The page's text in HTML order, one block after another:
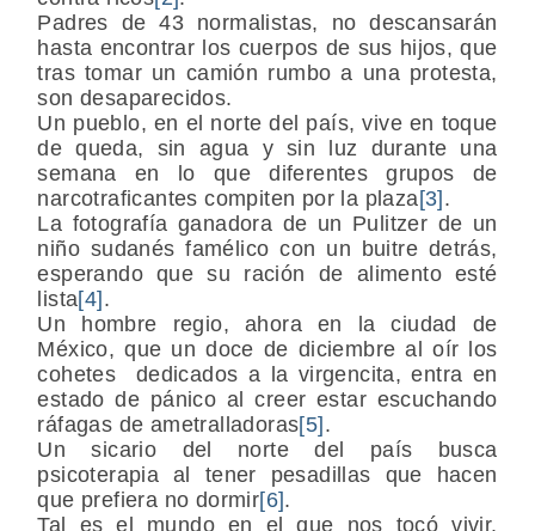
Padres de 43 normalistas, no descansarán
hasta encontrar los cuerpos de sus hijos, que
tras tomar un camión rumbo a una protesta,
son desaparecidos.
Un pueblo, en el norte del país, vive en toque
de queda, sin agua y sin luz durante una
semana en lo que diferentes grupos de
narcotraficantes compiten por la plaza[3].
La fotografía ganadora de un Pulitzer de un
niño sudanés famélico con un buitre detrás,
esperando que su ración de alimento esté
lista[4].
Un hombre regio, ahora en la ciudad de
México, que un doce de diciembre al oír los
cohetes dedicados a la virgencita, entra en
estado de pánico al creer estar escuchando
ráfagas de ametralladoras[5].
Un sicario del norte del país busca
psicoterapia al tener pesadillas que hacen
que prefiera no dormir[6].
Tal es el mundo en el que nos tocó vivir.